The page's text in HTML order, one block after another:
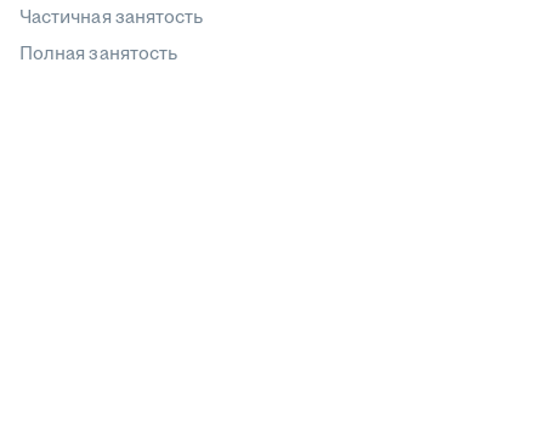
Частичная занятость
Полная занятость